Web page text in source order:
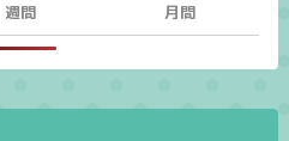
週間 月間